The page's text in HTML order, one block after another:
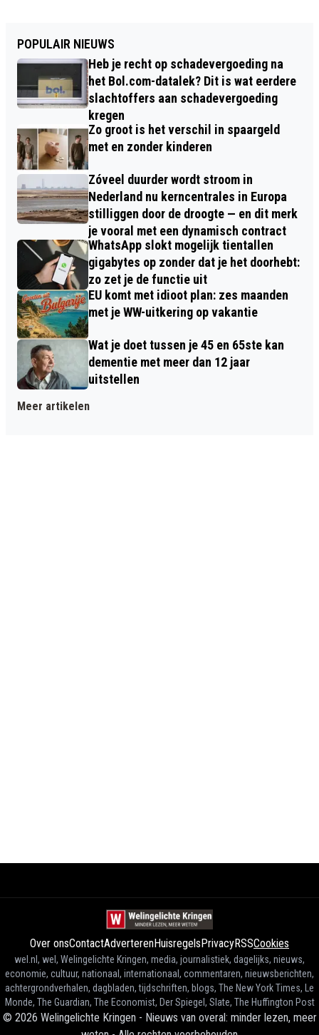
POPULAIR NIEUWS
Heb je recht op schadevergoeding na
het Bol.com-datalek? Dit is wat eerdere
slachtoffers aan schadevergoeding
kregen
Zo groot is het verschil in spaargeld
met en zonder kinderen
Zóveel duurder wordt stroom in
Nederland nu kerncentrales in Europa
stilliggen door de droogte — en dit merk
je vooral met een dynamisch contract
WhatsApp slokt mogelijk tientallen
gigabytes op zonder dat je het doorhebt:
zo zet je de functie uit
EU komt met idioot plan: zes maanden
met je WW-uitkering op vakantie
Wat je doet tussen je 45 en 65ste kan
dementie met meer dan 12 jaar
uitstellen
Meer artikelen
Over onsContactAdverterenHuisregelsPrivacyRSSCookies
wel.nl, wel, Welingelichte Kringen, media, journalistiek, dagelijks, nieuws,
economie, cultuur, nationaal, internationaal, commentaren, nieuwsberichten,
achtergrondverhalen, dagbladen, tijdschriften, blogs, The New York Times, Le
Monde, The Guardian, The Economist, Der Spiegel, Slate, The Huffington Post
© 2026 Welingelichte Kringen - Nieuws van overal: minder lezen, meer